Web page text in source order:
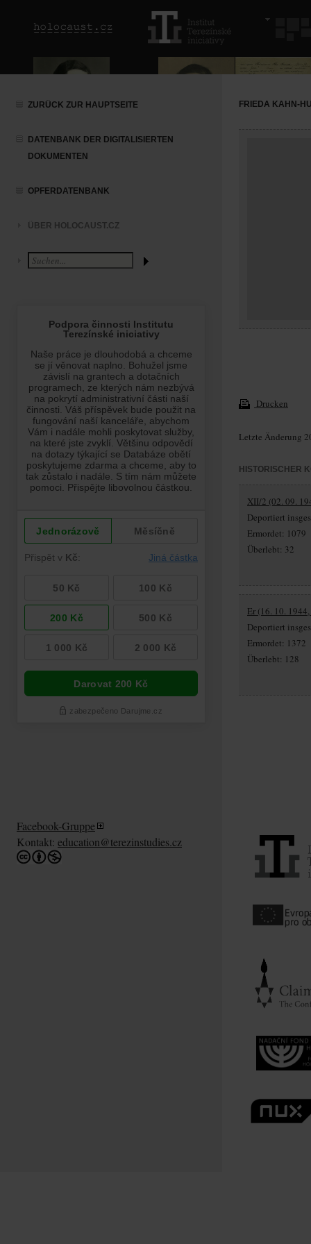
ZURÜCK ZUR HAUPTSEITE
DATENBANK DER DIGITALISIERTEN
DOKUMENTEN
OPFERDATENBANK
ÜBER HOLOCAUST.CZ
FRIEDA KAHN-
Drucken
Letzte Änderung
HISTORISCHER
XII/2 (02. 09.
Deportiert
Ermordet: 1079
Überlebt: 32
Er (16. 10.
Deportiert
Ermordet: 1372
Überlebt: 128
Facebook-Gruppe
Kontakt: education@terezinstudies.cz